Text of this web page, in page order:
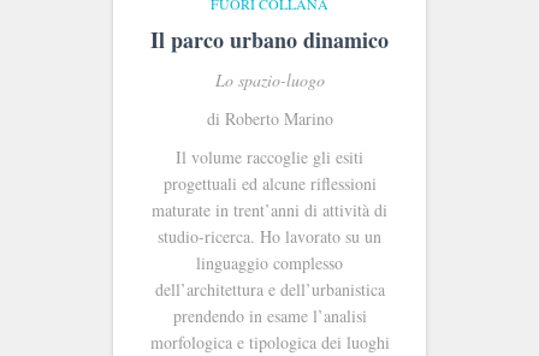
Il parco urbano dinamico
Lo spazio-luogo
di Roberto Marino
Il volume raccoglie gli esiti
progettuali ed alcune riflessioni
maturate in trent’anni di attività di
studio-ricerca. Ho lavorato su un
linguaggio complesso
dell’architettura e dell’urbanistica
prendendo in esame l’analisi
morfologica e tipologica dei luoghi